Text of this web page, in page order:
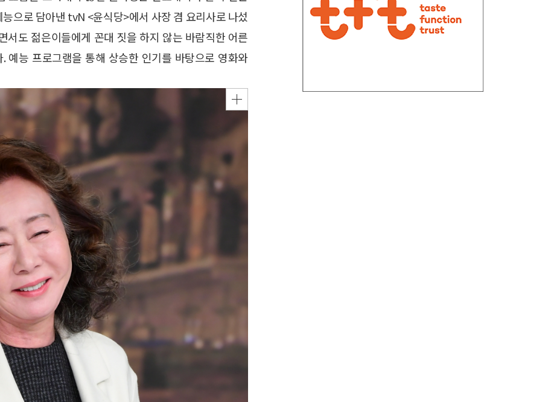
으로 담아낸 tvN <윤식당>에서 사장 겸 요리사로 나섰
서도 젊은이들에게 꼰대 짓을 하지 않는 바람직한 어른
예능 프로그램을 통해 상승한 인기를 바탕으로 영화와